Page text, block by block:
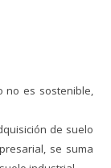
no es sostenible,
de suelo
se suma